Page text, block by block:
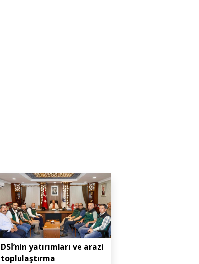
DSİ’nin yatırımları ve arazi
toplulaştırma